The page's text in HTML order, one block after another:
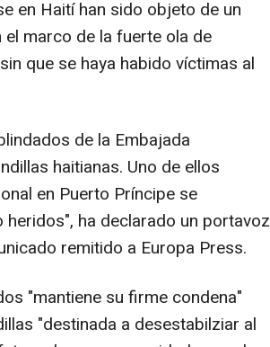
en Haití han sido objeto de un
marco de la fuerte ola de
que se haya habido víctimas al
de la Embajada
haitianas. Uno de ellos
en Puerto Príncipe se
ha declarado un portavoz
remitido a Europa Press.
"mantiene su firme condena"
"destinada a desestabilziar al